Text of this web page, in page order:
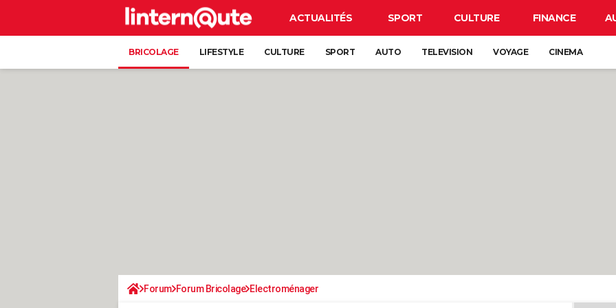
ACTUALITÉS SPORT CULTURE FINANCE
BRICOLAGE LIFESTYLE CULTURE SPORT AUTO TELEVISION VOYAGE CINEMA
Forum Forum Bricolage Electroménager